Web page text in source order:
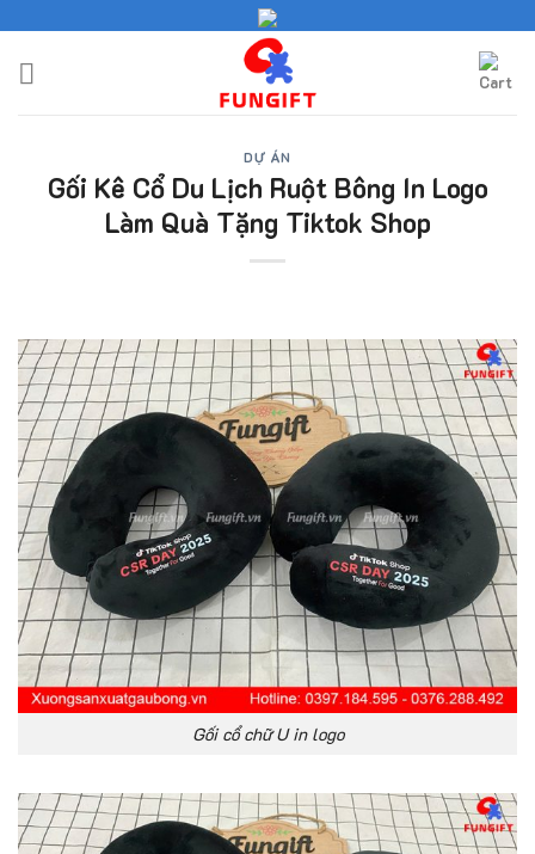
content
DỰ ÁN
Gối Kê Cổ Du Lịch Ruột Bông In Logo
Làm Quà Tặng Tiktok Shop
Gối cổ chữ U in logo